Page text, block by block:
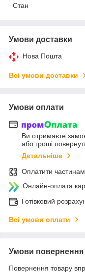
Стан
Умови доставки
Нова Пошта
Всі умови доставки
Умови оплати
Ви отримаєте
або гроші
Детальніше
Оплатити
Онлайн-оплата
Готівковий
Всі умови оплати
Умови повернення
Повернення товару